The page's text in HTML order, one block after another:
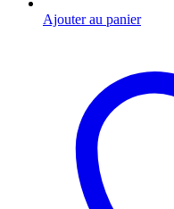
Ajouter au panier